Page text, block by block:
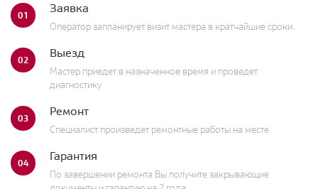
01 Заявка
Оператор запланирует визит мастера в кратчайшие сроки.
02 Выезд
Мастер приедет в назначенное время и проведет
диагностику
03 Ремонт
Специалист произведет ремонтные работы на месте
04 Гарантия
По завершении ремонта Вы получите закрывающие